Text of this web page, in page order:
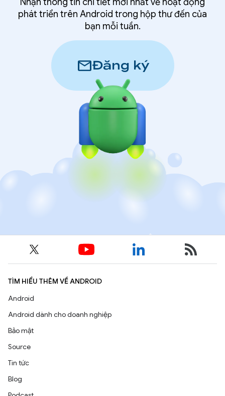
phát triển trên Android trong hộp thư đến của
bạn mỗi tuần.
mailĐăng ký
TÌM HIỂU THÊM VỀ ANDROID
Android
Android dành cho doanh nghiệp
Bảo mật
Source
Tin tức
Blog